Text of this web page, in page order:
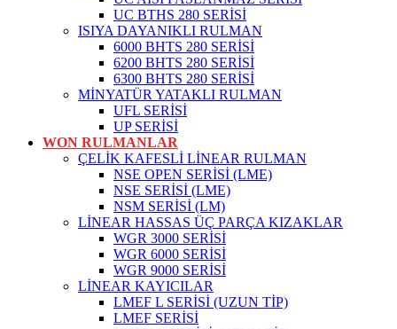
UC BTHS 280 SERİSİ
ISIYA DAYANIKLI RULMAN
6000 BHTS 280 SERİSİ
6200 BHTS 280 SERİSİ
6300 BHTS 280 SERİSİ
MİNYATÜR YATAKLI RULMAN
UFL SERİSİ
UP SERİSİ
WON RULMANLAR
ÇELİK KAFESLİ LİNEAR RULMAN
NSE OPEN SERİSİ (LME)
NSE SERİSİ (LME)
NSM SERİSİ (LM)
LİNEAR HASSAS ÜÇ PARÇA KIZAKLAR
WGR 3000 SERİSİ
WGR 6000 SERİSİ
WGR 9000 SERİSİ
LİNEAR KAYICILAR
LMEF L SERİSİ (UZUN TİP)
LMEF SERİSİ